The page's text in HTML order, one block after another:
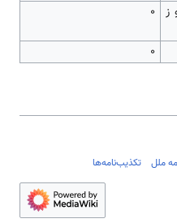
(در ۹۰ روز ۰
۰
ملل تکذیب‌نامه‌ها